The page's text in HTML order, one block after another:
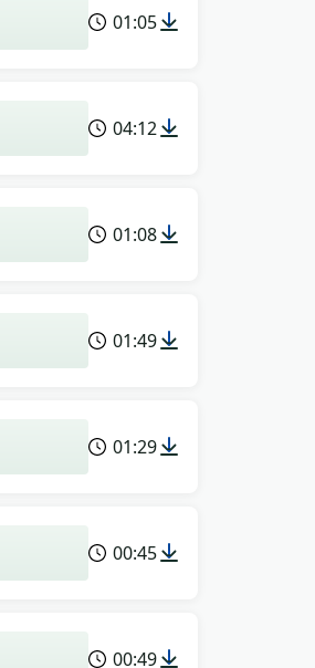
01:05
04:12
01:08
01:49
01:29
00:45
00:49